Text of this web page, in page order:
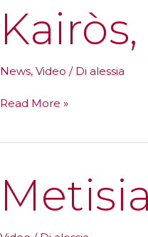
News, Video / Di alessia
Kairòs,
Read More »